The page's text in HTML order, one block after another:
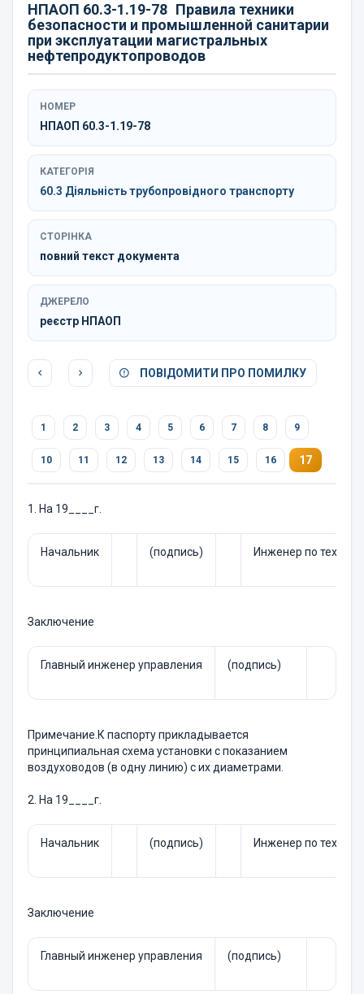
НПАОП 60.3-1.19-78 Правила техники
безопасности и промышленной санитарии
при эксплуатации магистральных
нефтепродуктопроводов
НОМЕР
НПАОП 60.3-1.19-78
КАТЕГОРІЯ
60.3 Діяльність трубопровідного транспорту
СТОРІНКА
повний текст документа
ДЖЕРЕЛО
реєстр НПАОП
ПОВІДОМИТИ ПРО ПОМИЛКУ
1 2 3 4 5 6 7 8 9
10 11 12 13 14 15 16 17
1. На 19____г.
Начальник (подпись) Инженер по
Заключение
Главный инженер управления (подпись)
Примечание.К паспорту прикладывается
принципиальная схема установки с показанием
воздуховодов (в одну линию) с их диаметрами.
2. На 19____г.
Начальник (подпись) Инженер по
Заключение
Главный инженер управления (подпись)